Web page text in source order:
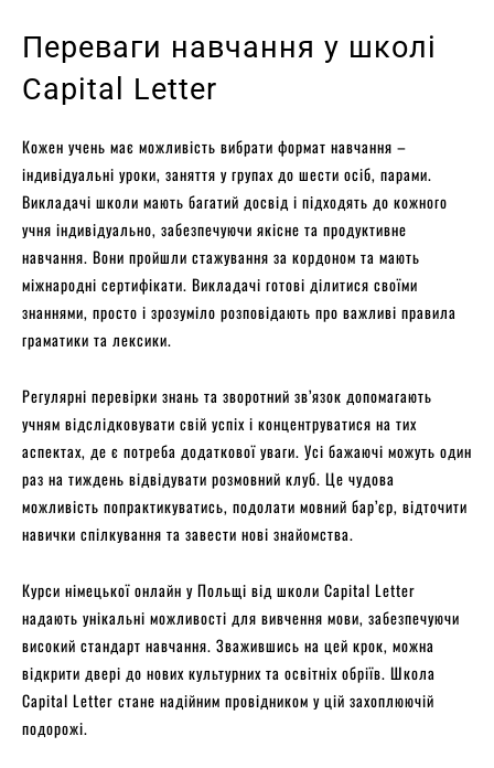
Переваги навчання у школі
Capital Letter
Кожен учень має можливість вибрати формат навчання –
індивідуальні уроки, заняття у групах до шести осіб, парами.
Викладачі школи мають багатий досвід і підходять до кожного
учня індивідуально, забезпечуючи якісне та продуктивне
навчання. Вони пройшли стажування за кордоном та мають
міжнародні сертифікати. Викладачі готові ділитися своїми
знаннями, просто і зрозуміло розповідають про важливі правила
граматики та лексики.
Регулярні перевірки знань та зворотний зв’язок допомагають
учням відслідковувати свій успіх і концентруватися на тих
аспектах, де є потреба додаткової уваги. Усі бажаючі можуть один
раз на тиждень відвідувати розмовний клуб. Це чудова
можливість попрактикуватись, подолати мовний бар’єр, відточити
навички спілкування та завести нові знайомства.
Курси німецької онлайн у Польщі від школи Capital Letter
надають унікальні можливості для вивчення мови, забезпечуючи
високий стандарт навчання. Зважившись на цей крок, можна
відкрити двері до нових культурних та освітніх обріїв. Школа
Capital Letter стане надійним провідником у цій захоплюючій
подорожі.